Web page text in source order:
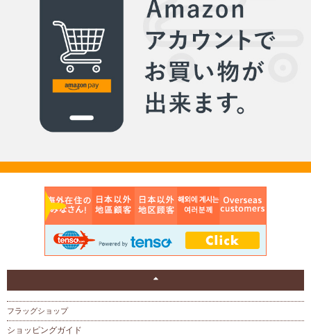
フラッグショップ
ショッピングガイド